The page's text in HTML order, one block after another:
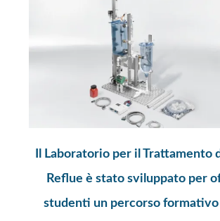
Il Laboratorio per il Trattamento
Reflue è stato sviluppato per
studenti un percorso